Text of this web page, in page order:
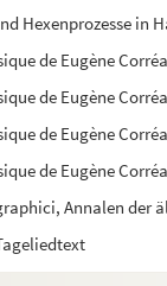
Hexenprozesse in
de Eugène
de Eugène
de Eugène
de Eugène
Annalen der